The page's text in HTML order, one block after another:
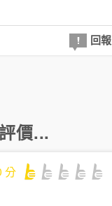
回報
價...
分